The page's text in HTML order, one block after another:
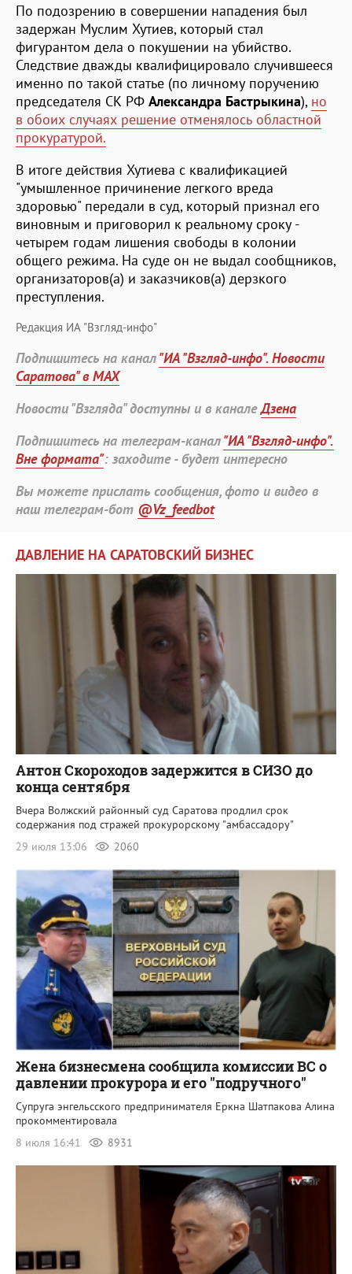
По подозрению в совершении нападения был
задержан Муслим Хутиев, который стал
фигурантом дела о покушении на убийство.
Следствие дважды квалифицировало случившееся
именно по такой статье (по личному поручению
председателя СК РФ Александра Бастрыкина), но
в обоих случаях решение отменялось областной
прокуратурой.
В итоге действия Хутиева с квалификацией
"умышленное причинение легкого вреда
здоровью" передали в суд, который признал его
виновным и приговорил к реальному сроку -
четырем годам лишения свободы в колонии
общего режима. На суде он не выдал сообщников,
организаторов(а) и заказчиков(а) дерзкого
преступления.
Редакция ИА "Взгляд-инфо"
Подпишитесь на канал"ИА "Взгляд-инфо". Новости
Саратова" в MAX
Новости "Взгляда" доступны и в каналеДзена
Подпишитесь на телеграм-канал"ИА "Взгляд-инфо".
Вне формата": заходите - будет интересно
Вы можете прислать сообщения, фото и видео в
наш телеграм-бот @Vz_feedbot
ДАВЛЕНИЕ НА САРАТОВСКИЙ БИЗНЕС
Антон Скороходов задержится в СИЗО до
конца сентября
Вчера Волжский районный суд Саратова продлил срок
содержания под стражей прокурорскому "амбассадору"
29 июля 13:06
2060
Жена бизнесмена сообщила комиссии ВС о
давлении прокурора и его "подручного"
Супруга энгельсского предпринимателя Еркна Шатпакова Алина
прокомментировала
8 июля 16:41
8931